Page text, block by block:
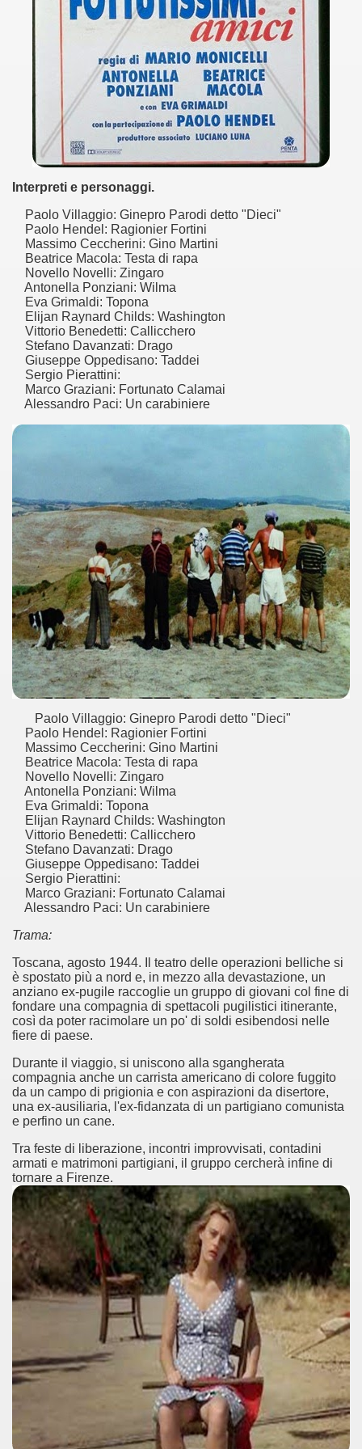
Interpreti e personaggi.
Paolo Villaggio: Ginepro Parodi detto "Dieci"
Paolo Hendel: Ragionier Fortini
Massimo Ceccherini: Gino Martini
Beatrice Macola: Testa di rapa
Novello Novelli: Zingaro
Antonella Ponziani: Wilma
Eva Grimaldi: Topona
Elijan Raynard Childs: Washington
Vittorio Benedetti: Callicchero
Stefano Davanzati: Drago
Giuseppe Oppedisano: Taddei
Sergio Pierattini:
Marco Graziani: Fortunato Calamai
Alessandro Paci: Un carabiniere
Paolo Villaggio: Ginepro Parodi detto "Dieci"
Paolo Hendel: Ragionier Fortini
Massimo Ceccherini: Gino Martini
Beatrice Macola: Testa di rapa
Novello Novelli: Zingaro
Antonella Ponziani: Wilma
Eva Grimaldi: Topona
Elijan Raynard Childs: Washington
Vittorio Benedetti: Callicchero
Stefano Davanzati: Drago
Giuseppe Oppedisano: Taddei
Sergio Pierattini:
Marco Graziani: Fortunato Calamai
Alessandro Paci: Un carabiniere
Trama:
Toscana, agosto 1944. Il teatro delle operazioni belliche si
è spostato più a nord e, in mezzo alla devastazione, un
anziano ex-pugile raccoglie un gruppo di giovani col fine di
fondare una compagnia di spettacoli pugilistici itinerante,
così da poter racimolare un po' di soldi esibendosi nelle
fiere di paese.
Durante il viaggio, si uniscono alla sgangherata
compagnia anche un carrista americano di colore fuggito
da un campo di prigionia e con aspirazioni da disertore,
una ex-ausiliaria, l'ex-fidanzata di un partigiano comunista
e perfino un cane.
Tra feste di liberazione, incontri improvvisati, contadini
armati e matrimoni partigiani, il gruppo cercherà infine di
tornare a Firenze.
psicopatico assoldato dal potere per poter incastrare
risiede quasi esclusivamente nella sua enorme
Se Ti Piacciono nel mese di Maggio 2013.
minacce e la vita sotto scorta.
e nel sogno di dominio della camorra.
40 milioni di insetti appositamente allevati.
nella cultura contemporanea.
Dark Secret – Rhapsody of Fire.
Se Ti Piacciono nel mese di Luglio 2013.
e suspense a cui fa da sfondo il retroscena della
e suspense a cui fa da sfondo il retroscena della
Se Ti Piacciono nel mese di Dicembre 2013.
Scorsese
mondo migliore.
David Lynch
classico
un esempio di film noir moderno
troppo parziale.
è riuscito a tenere alto il proprio nome, è anche
nella storia del cinema
Trilogia sulla morte